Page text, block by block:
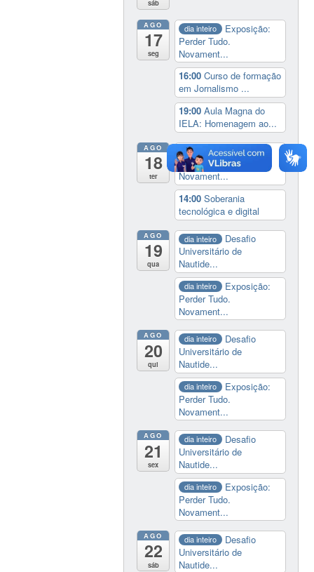
sáb
AGO
17
seg
dia inteiro
Exposição:
Perder Tudo.
Novament...
16:00Curso de formação
em Jornalismo ...
19:00Aula Magna do
IELA: Homenagem ao...
AGO
18
ter
dia inteiro
Exposição:
Perder Tudo.
Novament...
14:00Soberania
tecnológica e digital
AGO
19
qua
dia inteiro
Desafio
Universitário de
Nautide...
dia inteiro
Exposição:
Perder Tudo.
Novament...
AGO
20
qui
dia inteiro
Desafio
Universitário de
Nautide...
dia inteiro
Exposição:
Perder Tudo.
Novament...
AGO
21
sex
dia inteiro
Desafio
Universitário de
Nautide...
dia inteiro
Exposição:
Perder Tudo.
Novament...
AGO
22
sáb
dia inteiro
Desafio
Universitário de
Nautide...